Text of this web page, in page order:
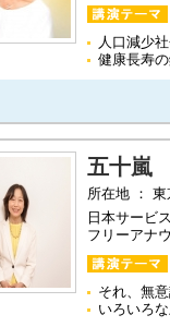
人口減少
健康長寿
五十嵐
所在地 ：
日本サービ
フリーアナ
それ、無
いろいろ